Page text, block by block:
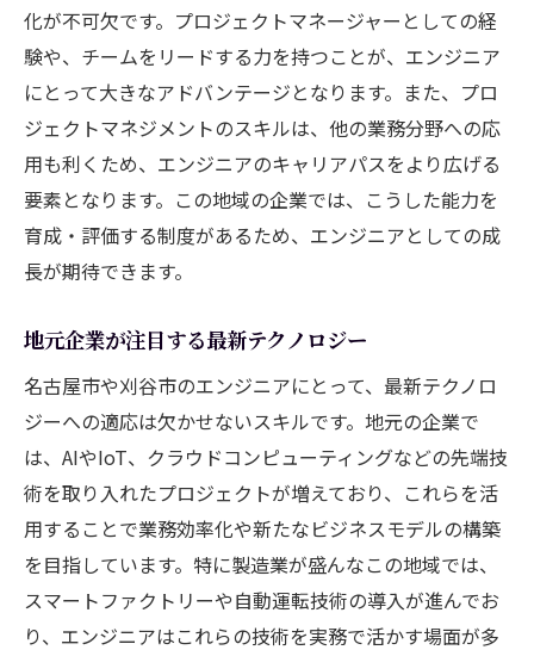
化が不可欠です。プロジェクトマネージャーとしての経
験や、チームをリードする力を持つことが、エンジニア
にとって大きなアドバンテージとなります。また、プロ
ジェクトマネジメントのスキルは、他の業務分野への応
用も利くため、エンジニアのキャリアパスをより広げる
要素となります。この地域の企業では、こうした能力を
育成・評価する制度があるため、エンジニアとしての成
長が期待できます。
地元企業が注目する最新テクノロジー
名古屋市や刈谷市のエンジニアにとって、最新テクノロ
ジーへの適応は欠かせないスキルです。地元の企業で
は、AIやIoT、クラウドコンピューティングなどの先端技
術を取り入れたプロジェクトが増えており、これらを活
用することで業務効率化や新たなビジネスモデルの構築
を目指しています。特に製造業が盛んなこの地域では、
スマートファクトリーや自動運転技術の導入が進んでお
り、エンジニアはこれらの技術を実務で活かす場面が多